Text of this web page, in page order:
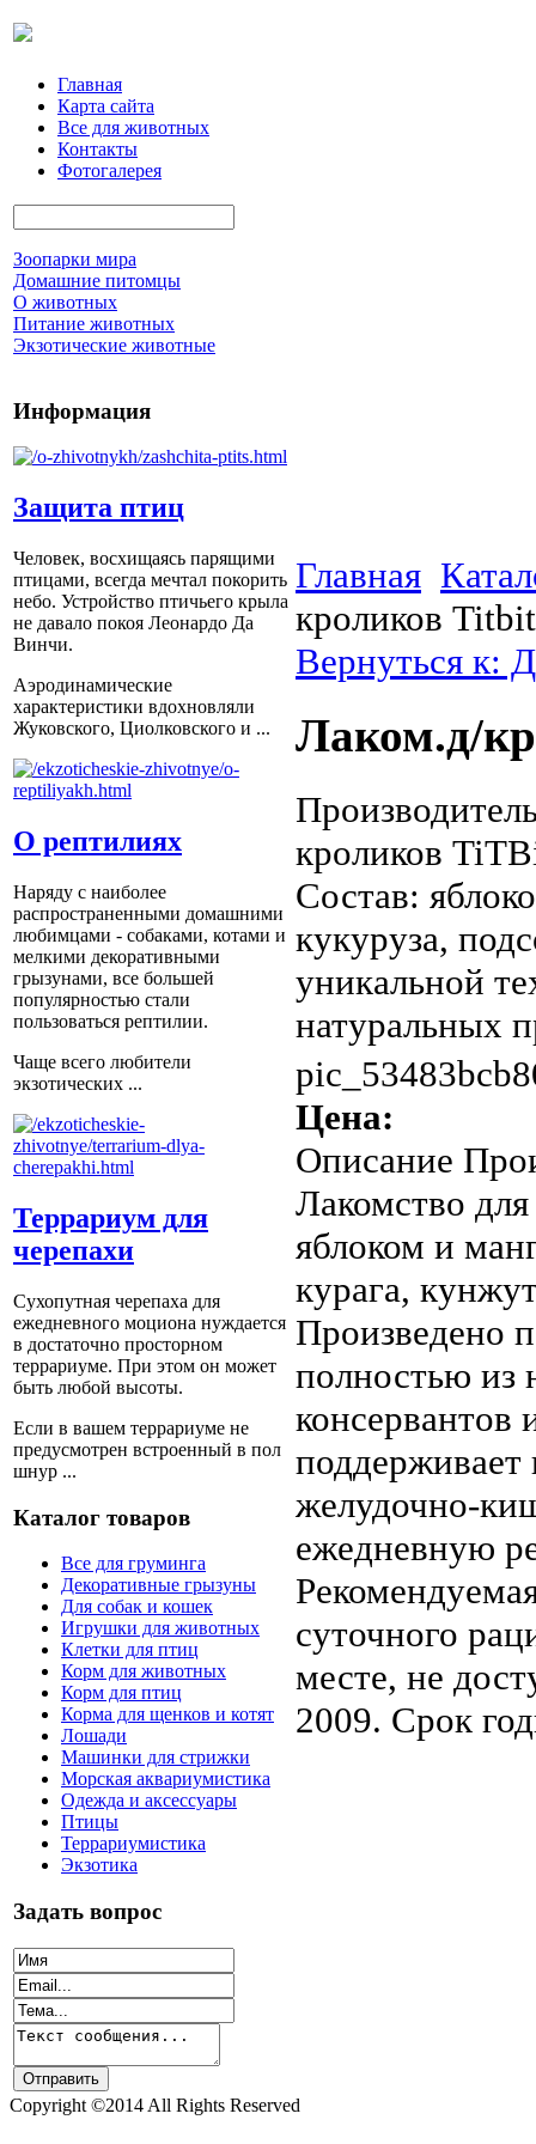
Главная
Карта сайта
Все для животных
Контакты
Фотогалерея
Зоопарки мира
Домашние питомцы
О животных
Питание животных
Экзотические животные
Информация
Защита птиц
Человек, восхищаясь парящими
птицами, всегда мечтал покорить
небо. Устройство птичьего крыла
не давало покоя Леонардо Да
Винчи.
Аэродинамические
характеристики вдохновляли
Жуковского, Циолковского и ...
О рептилиях
Наряду с наиболее
распространенными домашними
любимцами - собаками, котами и
мелкими декоративными
грызунами, все большей
популярностью стали
пользоваться рептилии.
Чаще всего любители
экзотических ...
Террариум для
черепахи
Сухопутная черепаха для
ежедневного моциона нуждается
в достаточно просторном
террариуме. При этом он может
быть любой высоты.
Если в вашем террариуме не
предусмотрен встроенный в пол
шнур ...
Каталог товаров
Все для груминга
Декоративные грызуны
Для собак и кошек
Игрушки для животных
Клетки для птиц
Корм для животных
Корм для птиц
Корма для щенков и котят
Лошади
Машинки для стрижки
Морская аквариумистика
Одежда и аксессуары
Птицы
Террариумистика
Экзотика
Задать вопрос
Главная
кроликов
Вернуться к:
Лаком.д/
кроликов
Состав:
кукуруза,
уникальной
натуральных
Цена:
Описание
Лакомство
яблоком и
курага,
Произведено
полностью из
консервантов
желудочно-
ежедневную
суточного
месте, не
2009. Срок
Copyright ©2014 All Rights Reserved